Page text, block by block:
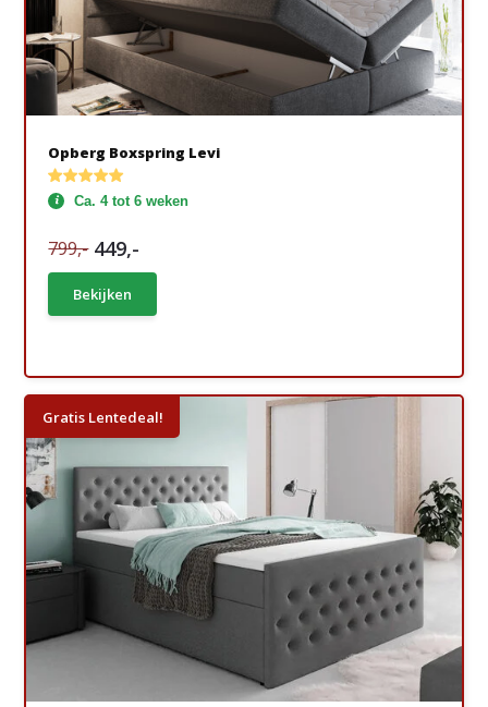
Opberg Boxspring Levi
Ca. 4 tot 6 weken
799,- 449,-
Bekijken
Gratis Lentedeal!